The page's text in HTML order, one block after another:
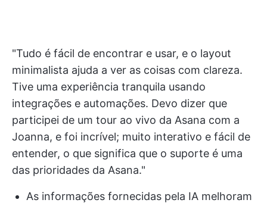
"Tudo é fácil de encontrar e usar, e o layout
minimalista ajuda a ver as coisas com clareza.
Tive uma experiência tranquila usando
integrações e automações. Devo dizer que
participei de um tour ao vivo da Asana com a
Joanna, e foi incrível; muito interativo e fácil de
entender, o que significa que o suporte é uma
das prioridades da Asana."
As informações fornecidas pela IA melhoram